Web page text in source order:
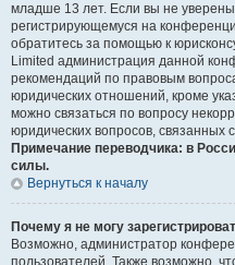
младше 13 лет. Если вы не
регистрирующемуся на
обратитесь за помощью к
Limited администрация данной
рекомендаций по правовым
юридических отношений, кроме
можно связаться по вопросу
юридических вопросов, связанных
Примечание переводчика: в
силы.
Вернуться к началу
Почему я не могу
Возможно, администратор
пользователей. Также возможно,